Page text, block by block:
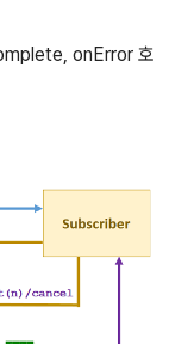
onError 호